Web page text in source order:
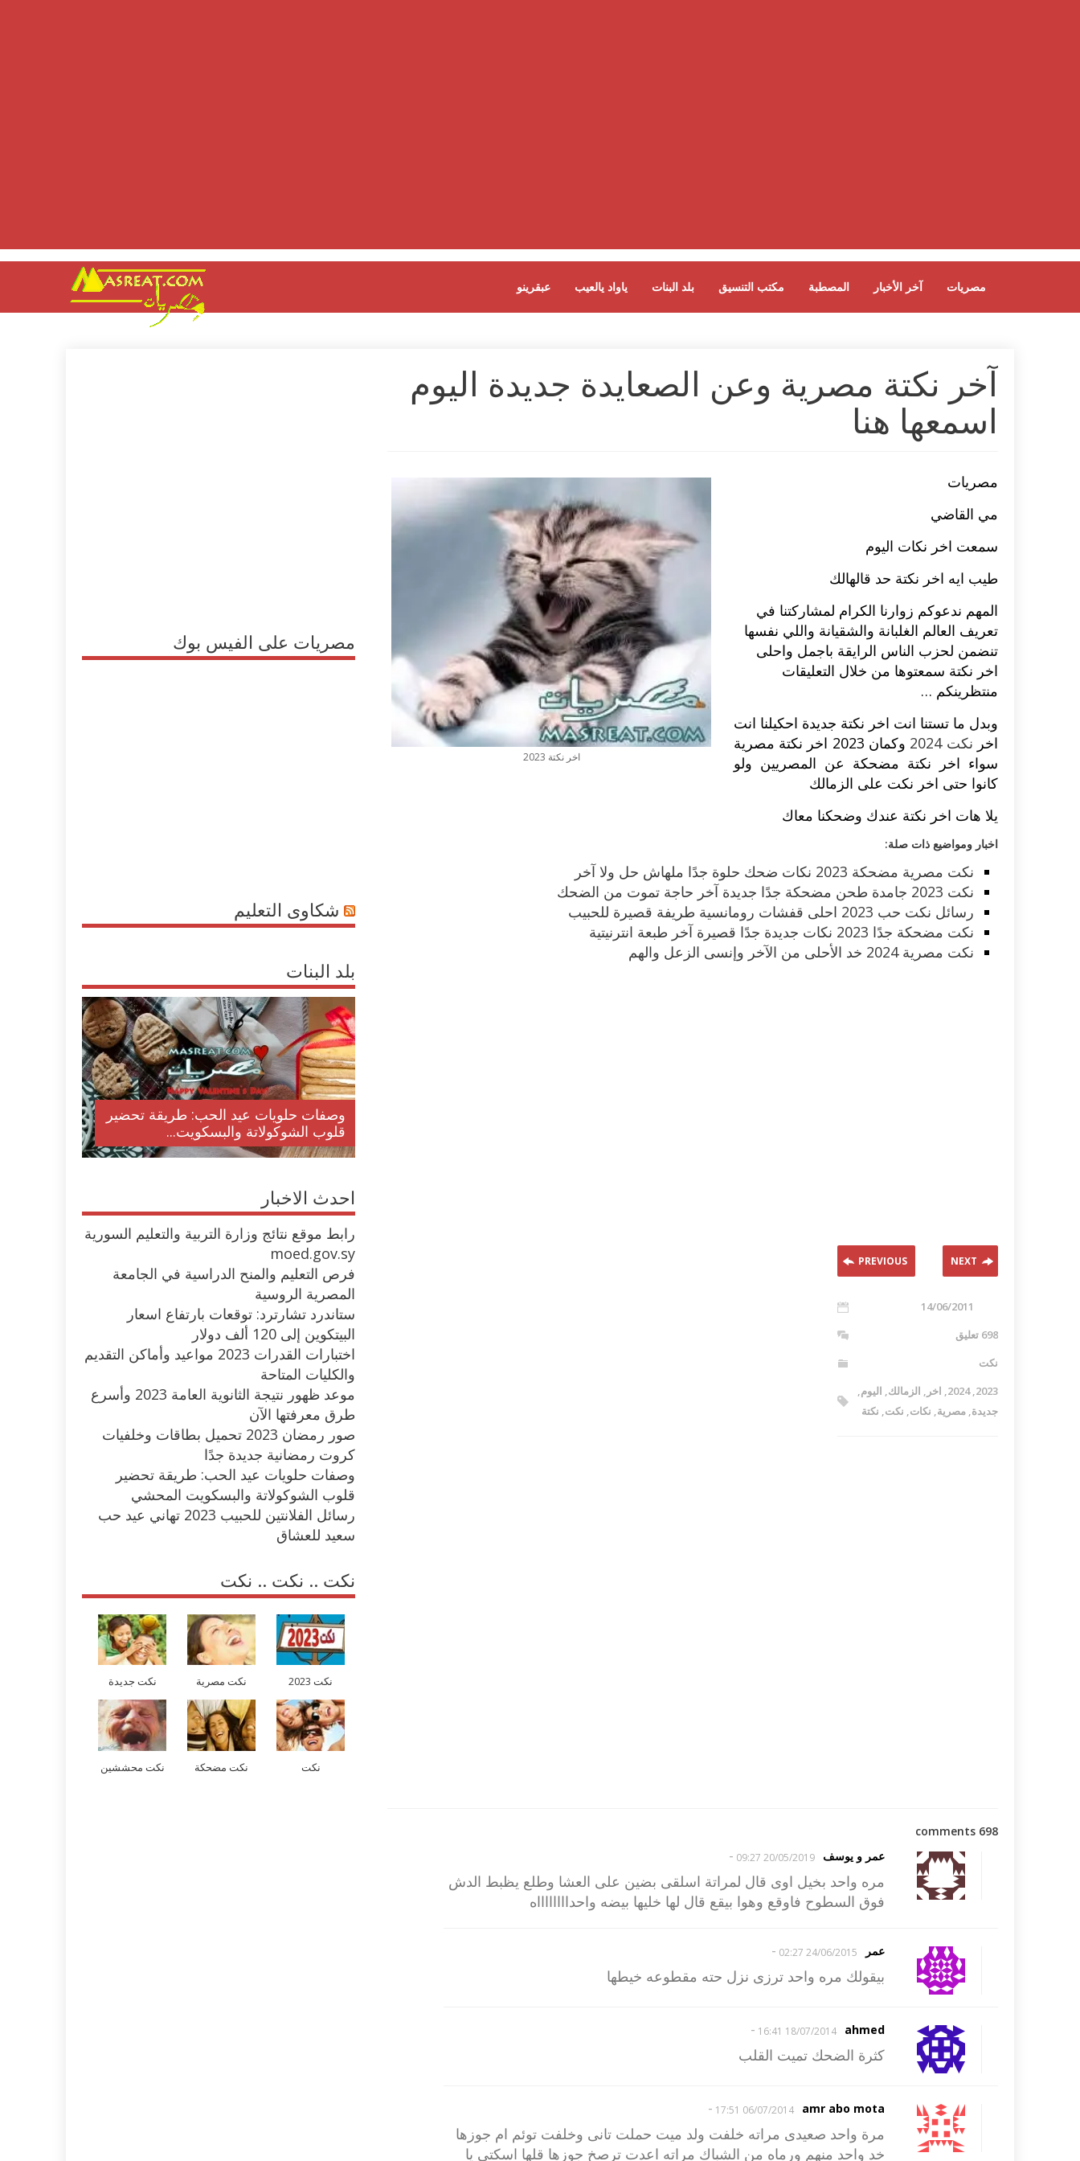
عبقرينو ياواد يالعيب بلد البنات مكتب التنسيق المصطبة آخر الأخبار مصريات
آخر نكتة مصرية وعن الصعايدة جديدة اليوم
اسمعها هنا
اخر نكتة 2023
مصريات
مي القاضي
سمعت اخر نكات اليوم
طيب ايه اخر نكتة حد قالهالك
المهم ندعوكم زوارنا الكرام لمشاركتنا في
تعريف العالم الغلبانة والشقيانة واللي نفسها
تنضمن لحزب الناس الرايقة باجمل واحلى
اخر نكتة سمعتوها من خلال التعليقات
منتظرينكم …
وبدل ما تستنا انت اخر نكتة جديدة احكيلنا انت
اخر نكت 2024 وكمان 2023 اخر نكتة مصرية
سواء اخر نكتة مضحكة عن المصريين ولو
كانوا حتى اخر نكت على الزمالك
يلا هات اخر نكتة عندك وضحكنا معاك
اخبار ومواضيع ذات صلة:
نكت مصرية مضحكة 2023 نكات ضحك حلوة جدًا ملهاش حل ولا آخر
نكت 2023 جامدة طحن مضحكة جدًا جديدة آخر حاجة تموت من الضحك
رسائل نكت حب 2023 احلى قفشات رومانسية طريفة قصيرة للحبيب
نكت مضحكة جدًا 2023 نكات جديدة جدًا قصيرة آخر طبعة انترنيتية
نكت مصرية 2024 خد الأحلى من الآخر وإنسى الزعل والهم
PREVIOUS NEXT
14/06/2011
698 تعليق
نكت
2023
,
2024
, اخر , الزمالك, اليوم,
جديدة, مصرية, نكات, نكت, نكتة
698 comments
عمر و يوسف
20/05/2019 09:27
-
مره واحد بخيل اوى قال لمراتة اسلقى بضين على العشا وطلع يظبط الدش
فوق السطوح فاوقع وهوا بيقع قال لها خليها بيضه واحدااااااااه
عمر 24/06/2015 02:27
-
بيقولك مره واحد ترزى نزل حته مقطوعه خيطها
ahmed
18/07/2014 16:41
-
كثرة الضحك تميت القلب
amr abo mota
06/07/2014 17:51
-
مرة واحد صعيدى مراته خلفت ولد ميت حملت تانى وخلفت توئم ام جوزها
خد واحد منهم ورماه من الشباك مراته اعدت ترصخ جوزها قلها اسكتى يا
مصريات على الفيس بوك
شكاوى التعليم
بلد البنات
وصفات حلويات عيد الحب: طريقة تحضير
قلوب الشوكولاتة والبسكويت...
احدث الاخبار
رابط موقع نتائج وزارة التربية والتعليم السورية
moed.gov.sy
فرص التعليم والمنح الدراسية في الجامعة
المصرية الروسية
ستاندرد تشارترد: توقعات بارتفاع اسعار
البيتكوين إلى 120 ألف دولار
اختبارات القدرات 2023 مواعيد وأماكن التقديم
والكليات المتاحة
موعد ظهور نتيجة الثانوية العامة 2023 وأسرع
طرق معرفتها الآن
صور رمضان 2023 تحميل بطاقات وخلفيات
كروت رمضانية جديدة جدًا
وصفات حلويات عيد الحب: طريقة تحضير
قلوب الشوكولاتة والبسكويت المحشي
رسائل الفلانتين للحبيب 2023 تهاني عيد حب
سعيد للعشاق
نكت .. نكت .. نكت
نكت 2023 نكت مصرية نكت جديدة
نكت نكت مضحكة نكت محششين